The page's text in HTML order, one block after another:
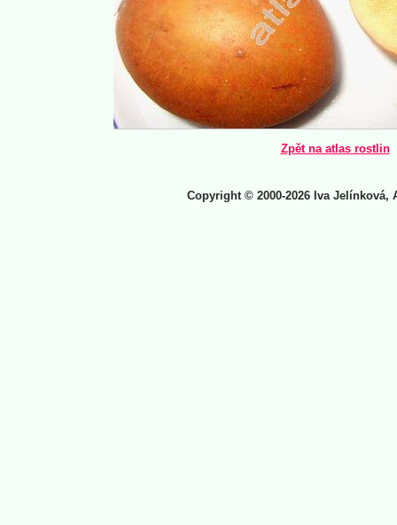
Zpět na atlas rostlin
Copyright © 2000-2026 Iva Jelínková,